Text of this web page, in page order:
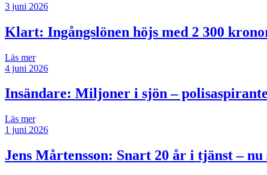
3 juni 2026
Klart: Ingångslönen höjs med 2 300
Läs mer
4 juni 2026
Insändare: Miljoner i sjön –
Läs mer
1 juni 2026
Jens Mårtensson: Snart 20 år i tjänst –